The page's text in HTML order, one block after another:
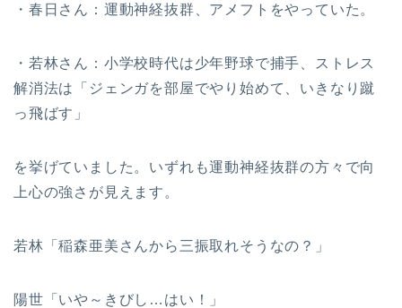
・春日さん：運動神経抜群、アメフトをやっていた。
・若林さん：小学校時代は少年野球で捕手、ストレス
解消法は「ジェンガを部屋でやり始めて、いきなり蹴
っ飛ばす」
を挙げていました。いずれも運動神経抜群の方々で向
上心の強さが見えます。
若林「稲森亜美さんから三振取れそうなの？」
陽世「いや～きびし…はい！」